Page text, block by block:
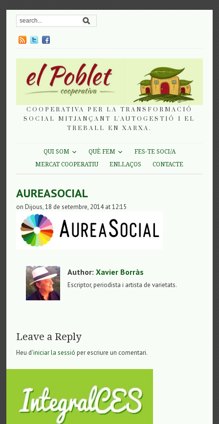
COOPERATIVA PER LA TRANSFORMACIÓ
SOCIAL MITJANÇANT L'AUTOGESTIÓ I EL
TREBALL EN XARXA.
QUI SOM QUÈ FEM
FES-TE SOCI/A
MERCAT COOPERATIU
ENLLAÇOS CONTACTE
AUREASOCIAL
on Dijous, 18 de setembre, 2014 at 12:15
Author:Xavier Borràs
Escriptor, periodista i artista de varietats.
Leave a Reply
Heu d'iniciar la sessió per escriure un comentari.